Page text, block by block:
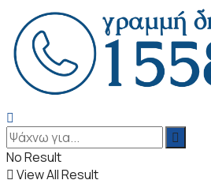
No Result
View All Result